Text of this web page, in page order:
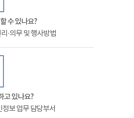
수 있나요?
·의무 및 행사방법
고 있나요?
보 업무 담당부서